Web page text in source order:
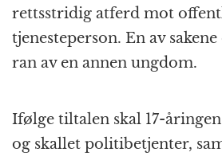
rettsstridig atferd mot
tjenesteperson. En av
ran av en annen ungdom.
Ifølge tiltalen skal 17-
og skallet politibetjenter,